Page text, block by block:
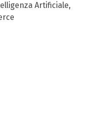
Artificiale,